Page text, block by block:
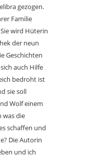
gezogen.
Familie
wird Hüterin
der neun
Geschichten
auch Hilfe
bedroht ist
sie soll
Wolf einem
was die
schaffen und
Die Autorin
und ich